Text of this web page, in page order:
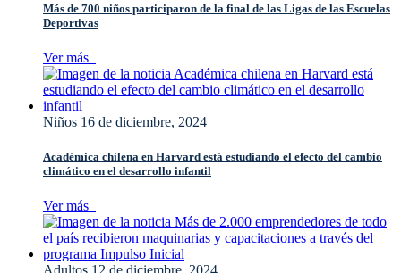
Más de 700 niños participaron de la final de las Ligas de las Escuelas
Deportivas
Ver más
Niños 16 de diciembre, 2024
Académica chilena en Harvard está estudiando el efecto del cambio
climático en el desarrollo infantil
Ver más